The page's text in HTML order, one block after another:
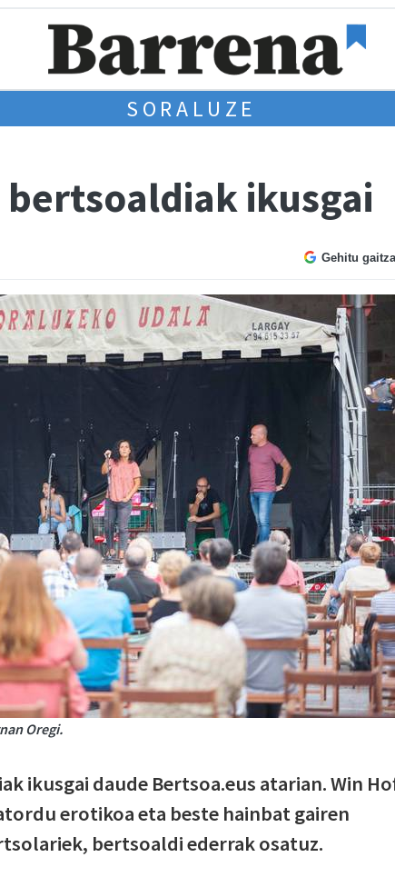
SORALUZE
ikusgai
Gehitu
Oregi.
ikusgai daude Bertsoa.eus atarian. Win
erotikoa eta beste hainbat gairen
bertsoaldi ederrak osatuz.